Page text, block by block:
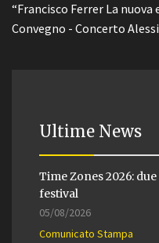
“Francisco Ferrer La nuova
Convegno - Concerto
Ultime News
Time Zones 2026:
festival
05/08/2026
Comunicato Stampa